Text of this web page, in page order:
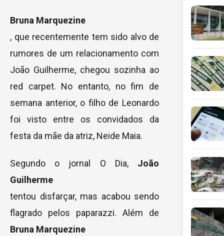
Bruna Marquezine
, que recentemente tem sido alvo de
rumores de um relacionamento com
João Guilherme, chegou sozinha ao
red carpet. No entanto, no fim de
semana anterior, o filho de Leonardo
foi visto entre os convidados da
festa da mãe da atriz, Neide Maia.
Segundo o jornal O Dia, João
Guilherme
tentou disfarçar, mas acabou sendo
flagrado pelos paparazzi. Além de
Bruna Marquezine